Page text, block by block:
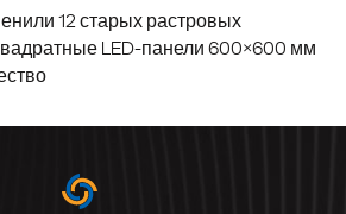
12 старых растровых
LED-панели 600×600 мм